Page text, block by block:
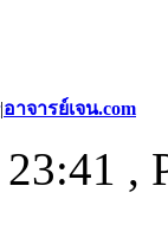
|อาจารย์เจน.com
,